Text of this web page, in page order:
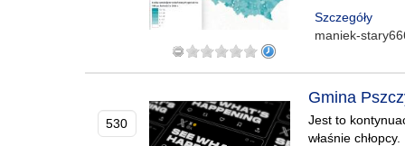
Szczegóły
maniek-
530
Gmina
Jest to
właśnie chłopcy.